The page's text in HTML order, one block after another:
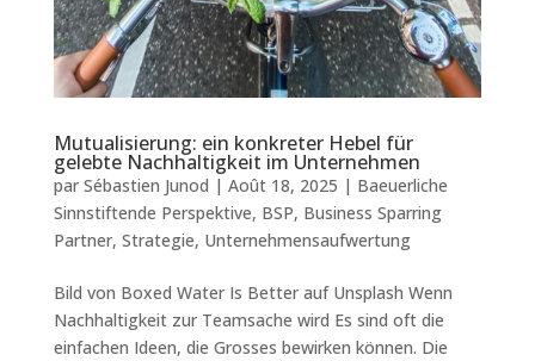
Mutualisierung: ein konkreter Hebel für
gelebte Nachhaltigkeit im Unternehmen
par Sébastien Junod | Août 18, 2025 | Baeuerliche
Sinnstiftende Perspektive, BSP, Business Sparring
Partner, Strategie, Unternehmensaufwertung
Bild von Boxed Water Is Better auf Unsplash Wenn
Nachhaltigkeit zur Teamsache wird Es sind oft die
einfachen Ideen, die Grosses bewirken können. Die